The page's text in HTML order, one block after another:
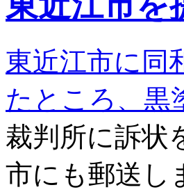
東近江市に同
たところ、黒
裁判所に訴状
市にも郵送し